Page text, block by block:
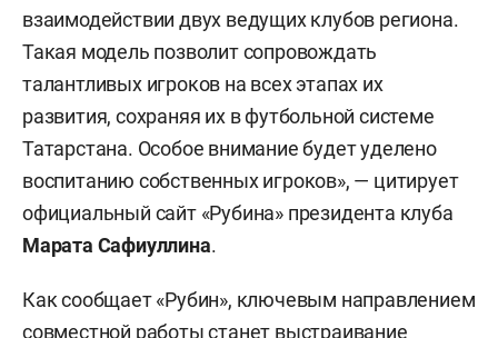
взаимодействии двух ведущих клубов региона.
Такая модель позволит сопровождать
талантливых игроков на всех этапах их
развития, сохраняя их в футбольной системе
Татарстана. Особое внимание будет уделено
воспитанию собственных игроков», — цитирует
официальный сайт «Рубина» президента клуба
Марата Сафиуллина.
Как сообщает «Рубин», ключевым направлением
совместной работы станет выстраивание